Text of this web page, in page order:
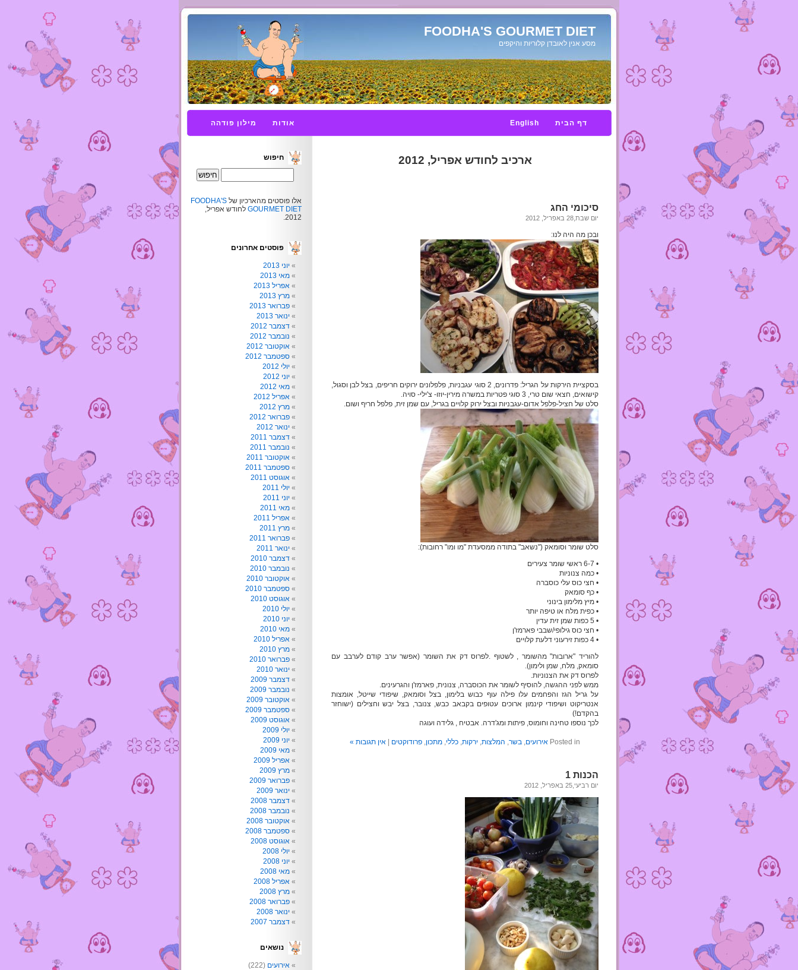
FOODHA'S GOURMET DIET
מסע אנין לאובדן קלוריות והיקפים
דף הבית English אודות מילון פודהה
ארכיב לחודש אפריל, 2012
סיכומי החג
יום שבת,28 באפריל, 2012
ובכן מה היה לנו:
בסקציית הירקות על הגריל: פדרונים, 2 סוגי עגבניות, פלפלונים ירוקים חריפים, בצל לבן וסגול,
קישואים, חצאי שום טרי, 3 סוגי פטריות במשרה מירין-יוזו- צ'ילי- סויה.
סלט של חציל-פלפל אדום-עגבניות ובצל ירוק קלויים בגריל, עם שמן זית, פלפל חריף ושום.
סלט שומר וסומאק ("נשאב" בתודה ממסעדת "מו ומו" רחובות):
• 6-7 ראשי שומר צעירים
• כמה צנוניות
• חצי כוס עלי כוסברה
• כף סומאק
• מיץ מלימון בינוני
• כפית מלח או טיפה יותר
• 5 כפות שמן זית עדין
• חצי כוס גילופי/שבבי פארמז'ן
• 4 כפות זירעוני דלעת קלויים
להוריד "ארובות" מהשומר , לשטוף .לפרוס דק את השומר (אפשר ערב קודם לערבב עם
סומאק, מלח, שמן ולימון).
לפרוס דק את הצנוניות.
ממש לפני ההגשה, להוסיף לשומר את הכוסברה, צנונית, פארמז'ן והגרעינים.
על גריל הגז והפחמים עלו פילה עוף כבוש בלימון, בצל וסומאק, שיפודי שייטל, אומצות
אנטריקוט ושיפודי קינמון ארוכים עטופים בקבאב כבש, צנובר, בצל יבש וחצילים (ישוחזר
בהקדם!)
לכך נוספו טחינה וחומוס, פיתות ומג'דרה. אבטיח , גלידה ועוגה
Posted in אירועים, בשר, המלצות, ירקות, כללי, מתכון, פרודוקטים אין תגובות »
הכנות 1
יום רביעי,25 באפריל, 2012
חיפוש
אלו פוסטים מהארכיון של FOODHA'S
GOURMET DIET לחודש אפריל,
2012.
פוסטים אחרונים
יוני 2013
מאי 2013
אפריל 2013
מרץ 2013
פברואר 2013
ינואר 2013
דצמבר 2012
נובמבר 2012
אוקטובר 2012
ספטמבר 2012
יולי 2012
יוני 2012
מאי 2012
אפריל 2012
מרץ 2012
פברואר 2012
ינואר 2012
דצמבר 2011
נובמבר 2011
אוקטובר 2011
ספטמבר 2011
אוגוסט 2011
יולי 2011
יוני 2011
מאי 2011
אפריל 2011
מרץ 2011
פברואר 2011
ינואר 2011
דצמבר 2010
נובמבר 2010
אוקטובר 2010
ספטמבר 2010
אוגוסט 2010
יולי 2010
יוני 2010
מאי 2010
אפריל 2010
מרץ 2010
פברואר 2010
ינואר 2010
דצמבר 2009
נובמבר 2009
אוקטובר 2009
ספטמבר 2009
אוגוסט 2009
יולי 2009
יוני 2009
מאי 2009
אפריל 2009
מרץ 2009
פברואר 2009
ינואר 2009
דצמבר 2008
נובמבר 2008
אוקטובר 2008
ספטמבר 2008
אוגוסט 2008
יולי 2008
יוני 2008
מאי 2008
אפריל 2008
מרץ 2008
פברואר 2008
ינואר 2008
דצמבר 2007
נושאים
אירועים (222)